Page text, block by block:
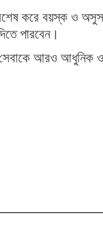
করে বয়স্ক ও
পারবেন।
আরও আধুনিক ও